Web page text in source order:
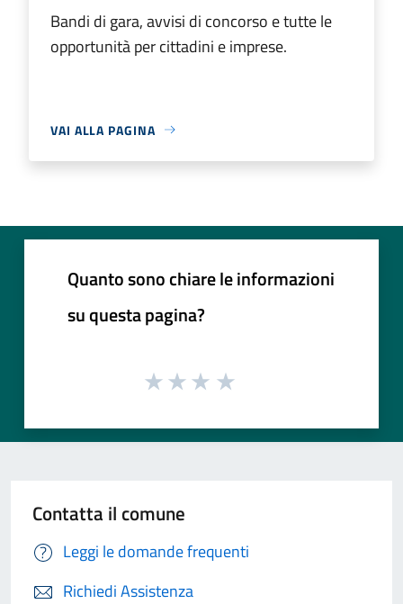
Bandi di gara, avvisi di concorso e tutte le
opportunità per cittadini e imprese.
VAI ALLA PAGINA
Quanto sono chiare le informazioni
su questa pagina?
Contatta il comune
Leggi le domande frequenti
Richiedi Assistenza